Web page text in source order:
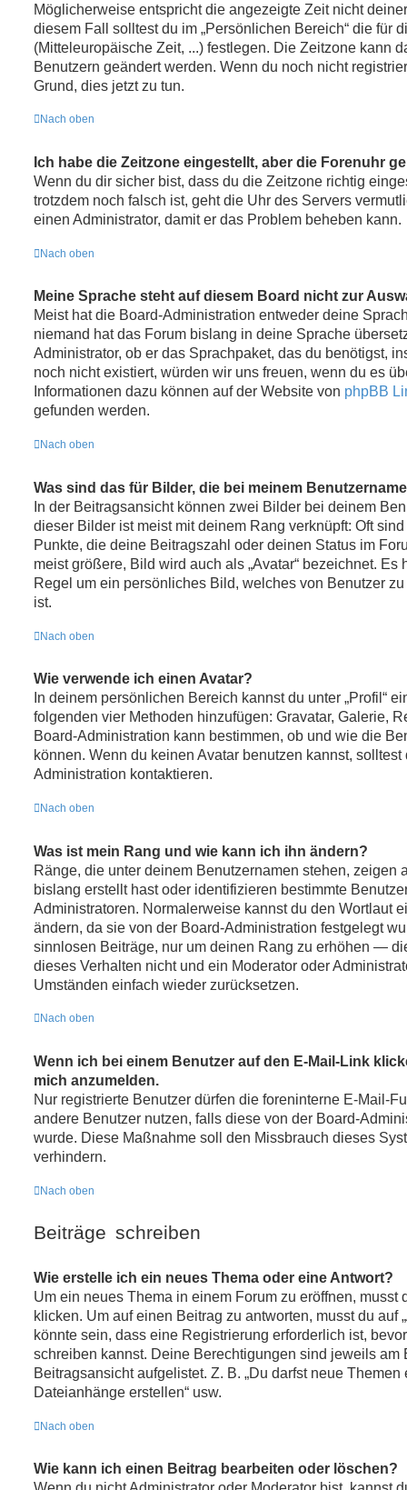
Möglicherweise entspricht die angezeigte Zeit nicht
diesem Fall solltest du im „Persönlichen Bereich“ die für
(Mitteleuropäische Zeit, ...) festlegen. Die Zeitzone kann
Benutzern geändert werden. Wenn du noch nicht
Grund, dies jetzt zu tun.
Nach oben
Ich habe die Zeitzone eingestellt, aber die Forenuhr
Wenn du dir sicher bist, dass du die Zeitzone richtig
trotzdem noch falsch ist, geht die Uhr des Servers
einen Administrator, damit er das Problem beheben kann.
Nach oben
Meine Sprache steht auf diesem Board nicht zur
Meist hat die Board-Administration entweder deine
niemand hat das Forum bislang in deine Sprache
Administrator, ob er das Sprachpaket, das du benötigst,
noch nicht existiert, würden wir uns freuen, wenn du es
Informationen dazu können auf der Website von phpBB
gefunden werden.
Nach oben
Was sind das für Bilder, die bei meinem
In der Beitragsansicht können zwei Bilder bei deinem
dieser Bilder ist meist mit deinem Rang verknüpft: Oft
Punkte, die deine Beitragszahl oder deinen Status im
meist größere, Bild wird auch als „Avatar“ bezeichnet.
Regel um ein persönliches Bild, welches von Benutzer
ist.
Nach oben
Wie verwende ich einen Avatar?
In deinem persönlichen Bereich kannst du unter „Profil“
folgenden vier Methoden hinzufügen: Gravatar, Galerie,
Board-Administration kann bestimmen, ob und wie die
können. Wenn du keinen Avatar benutzen kannst, solltest
Administration kontaktieren.
Nach oben
Was ist mein Rang und wie kann ich ihn ändern?
Ränge, die unter deinem Benutzernamen stehen, zeigen
bislang erstellt hast oder identifizieren bestimmte
Administratoren. Normalerweise kannst du den Wortlaut
ändern, da sie von der Board-Administration festgelegt
sinnlosen Beiträge, nur um deinen Rang zu erhöhen —
dieses Verhalten nicht und ein Moderator oder
Umständen einfach wieder zurücksetzen.
Nach oben
Wenn ich bei einem Benutzer auf den E-Mail-Link
mich anzumelden.
Nur registrierte Benutzer dürfen die foreninterne E-Mail-
andere Benutzer nutzen, falls diese von der Board-
wurde. Diese Maßnahme soll den Missbrauch dieses
verhindern.
Nach oben
Beiträge schreiben
Wie erstelle ich ein neues Thema oder eine Antwort?
Um ein neues Thema in einem Forum zu eröffnen, musst
klicken. Um auf einen Beitrag zu antworten, musst du auf
könnte sein, dass eine Registrierung erforderlich ist,
schreiben kannst. Deine Berechtigungen sind jeweils am
Beitragsansicht aufgelistet. Z. B. „Du darfst neue Themen
Dateianhänge erstellen“ usw.
Nach oben
Wie kann ich einen Beitrag bearbeiten oder löschen?